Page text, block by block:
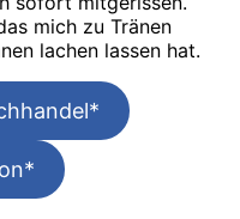
mich zu Tränen
lachen lassen hat.